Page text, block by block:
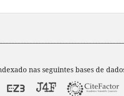
nas seguintes bases de